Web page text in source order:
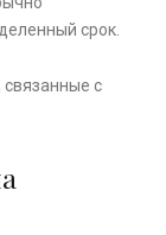
срок.